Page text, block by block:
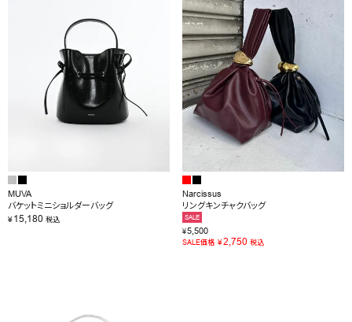
MUVA
バケットミニショルダーバッグ
¥15,180 税込
Narcissus
リングキンチャクバッグ
SALE
¥5,500
SALE価格 ¥2,750 税込